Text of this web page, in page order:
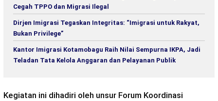
Cegah TPPO dan Migrasi Ilegal
Dirjen Imigrasi Tegaskan Integritas: “Imigrasi untuk Rakyat,
Bukan Privilege”
Kantor Imigrasi Kotamobagu Raih Nilai Sempurna IKPA, Jadi
Teladan Tata Kelola Anggaran dan Pelayanan Publik
Kegiatan ini dihadiri oleh unsur Forum Koordinasi